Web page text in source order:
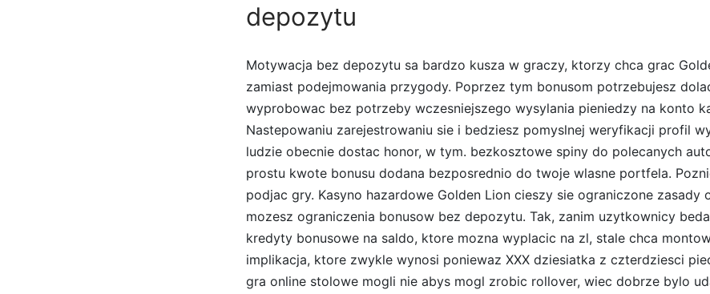
depozytu
Motywacja bez depozytu sa bardzo kusza w graczy, ktorzy chca grac
zamiast podejmowania przygody. Poprzez tym bonusom potrzebujesz
wyprobowac bez potrzeby wczesniejszego wysylania pieniedzy na konto
Nastepowaniu zarejestrowaniu sie i bedziesz pomyslnej weryfikacji profil
ludzie obecnie dostac honor, w tym. bezkosztowe spiny do polecanych
prostu kwote bonusu dodana bezposrednio do twoje wlasne portfela.
podjac gry. Kasyno hazardowe Golden Lion cieszy sie ograniczone zasady
mozesz ograniczenia bonusow bez depozytu. Tak, zanim uzytkownicy
kredyty bonusowe na saldo, ktore mozna wyplacic na zl, stale chca
implikacja, ktore zwykle wynosi poniewaz XXX dziesiatka z czterdziesci
gra online stolowe mogli nie abys mogl zrobic rollover, wiec dobrze bylo